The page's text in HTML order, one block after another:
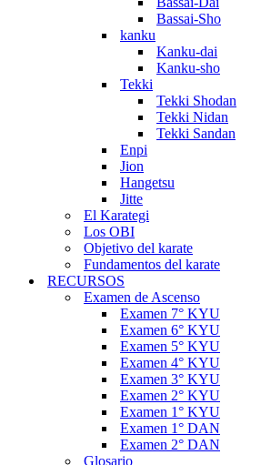
Bassai-Sho
kanku
Kanku-dai
Kanku-sho
Tekki
Tekki Shodan
Tekki Nidan
Tekki Sandan
Enpi
Jion
Hangetsu
Jitte
El Karategi
Los OBI
Objetivo del karate
Fundamentos del karate
RECURSOS
Examen de Ascenso
Examen 7° KYU
Examen 6° KYU
Examen 5° KYU
Examen 4° KYU
Examen 3° KYU
Examen 2° KYU
Examen 1° KYU
Examen 1° DAN
Examen 2° DAN
Glosario